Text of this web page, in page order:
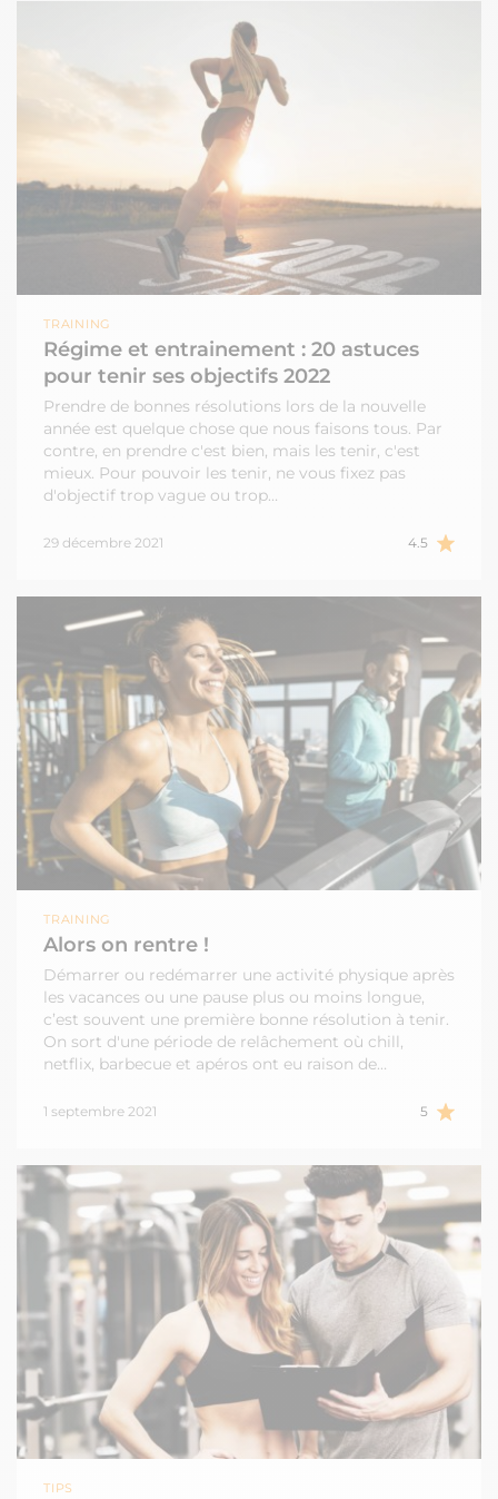
TRAINING
Régime et entrainement : 20 astuces
pour tenir ses objectifs 2022
Prendre de bonnes résolutions lors de la nouvelle
année est quelque chose que nous faisons tous. Par
contre, en prendre c'est bien, mais les tenir, c'est
mieux. Pour pouvoir les tenir, ne vous fixez pas
d'objectif trop vague ou trop…
29 décembre 2021 4.5
TRAINING
Alors on rentre !
Démarrer ou redémarrer une activité physique après
les vacances ou une pause plus ou moins longue,
c’est souvent une première bonne résolution à tenir.
On sort d'une période de relâchement où chill,
netflix, barbecue et apéros ont eu raison de…
1 septembre 2021 5
TIPS